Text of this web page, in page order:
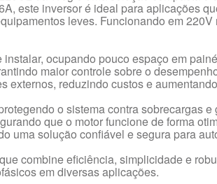
este inversor é ideal para aplicações
leves. Funcionando em
ocupando pouco espaço em
maior controle sobre o
externos, reduzindo custos e
o sistema contra
que o motor funcione de forma
uma solução confiável e segura para
combine eficiência, simplicidade e
em diversas aplicações.